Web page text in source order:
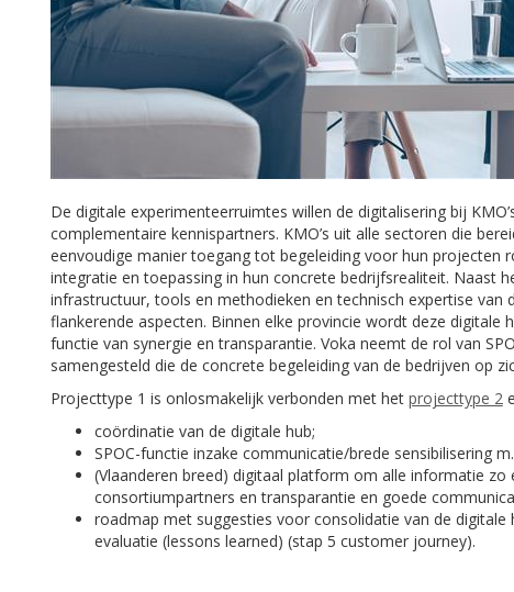
De digitale experimenteerruimtes willen de digitalisering bij
complementaire kennispartners. KMO’s uit alle sectoren die
eenvoudige manier toegang tot begeleiding voor hun projecten
integratie en toepassing in hun concrete bedrijfsrealiteit. Naast
infrastructuur, tools en methodieken en technisch expertise
flankerende aspecten. Binnen elke provincie wordt deze
functie van synergie en transparantie. Voka neemt de rol van
samengesteld die de concrete begeleiding van de bedrijven op
Projecttype 1 is onlosmakelijk verbonden met het projecttype 2
coördinatie van de digitale hub;
SPOC-functie inzake communicatie/brede sensibilisering
(Vlaanderen breed) digitaal platform om alle informatie
consortiumpartners en transparantie en goede
roadmap met suggesties voor consolidatie van de
evaluatie (lessons learned) (stap 5 customer journey).